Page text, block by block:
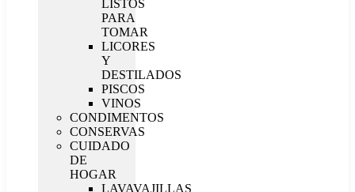
LISTOS
PARA
TOMAR
LICORES
Y
DESTILADOS
PISCOS
VINOS
CONDIMENTOS
CONSERVAS
CUIDADO
DE
HOGAR
LAVAVAJILLAS